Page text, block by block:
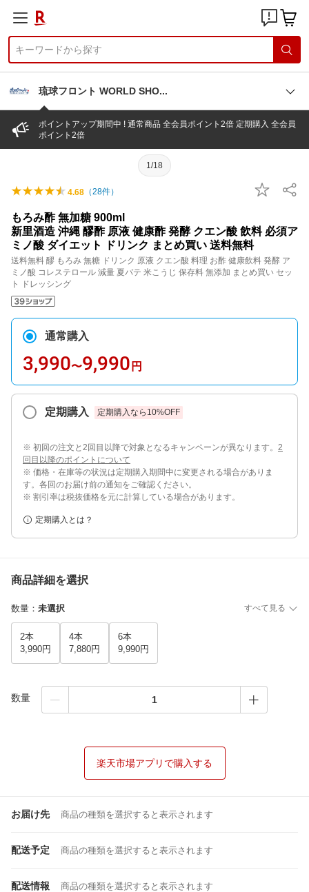
琉球フロント WORLD SHO
ポイントアップ期間中 ! 通常商品 全会員ポイント2倍 定期購入 全会員
ポイント2倍
1/18
4.68 （28件）
もろみ酢 無加糖 900ml
新里酒造 沖縄 醪酢 原液 健康酢 発酵 クエン酸 飲料 必須ア
ミノ酸 ダイエット ドリンク まとめ買い 送料無料
送料無料 醪 もろみ 無糖 ドリンク 原液 クエン酸 料理 お酢 健康飲料 発酵 ア
ミノ酸 コレステロール 減量 夏バテ 米こうじ 保存料 無添加 まとめ買い セッ
ト ドレッシング
通常購入
3,990〜9,990 円
定期購入 定期購入なら 10%OFF
※ 初回の注文と2回目以降で対象となるキャンペーンが異なります。 2
回目以降のポイントについて
※ 価格・在庫等の状況は定期購入期間中に変更される場合がありま
す。各回のお届け前の通知をご確認ください。
※ 割引率は税抜価格を元に計算している場合があります。
定期購入とは？
商品詳細を選択
数量 ： 未選択 すべて見る
2本
3,990円
4本
7,880円
6本
9,990円
数量
楽天市場アプリで購入する
お届け先 商品の種類を選択すると表示されます
配送予定 商品の種類を選択すると表示されます
配送情報 商品の種類を選択すると表示されます